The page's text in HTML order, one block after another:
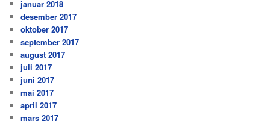
januar 2018
desember 2017
oktober 2017
september 2017
august 2017
juli 2017
juni 2017
mai 2017
april 2017
mars 2017